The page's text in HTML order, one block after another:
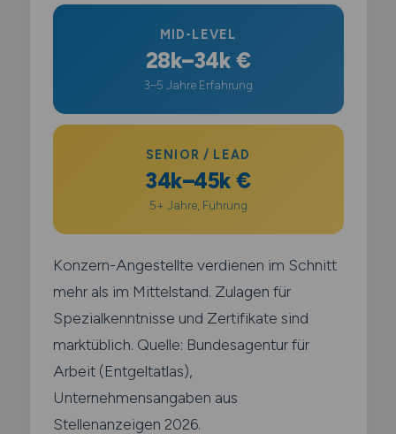
MID-LEVEL
28k–34k €
3–5 Jahre Erfahrung
SENIOR / LEAD
34k–45k €
5+ Jahre, Führung
Konzern-Angestellte verdienen im Schnitt
mehr als im Mittelstand. Zulagen für
Spezialkenntnisse und Zertifikate sind
marktüblich. Quelle: Bundesagentur für
Arbeit (Entgeltatlas),
Unternehmensangaben aus
Stellenanzeigen 2026.